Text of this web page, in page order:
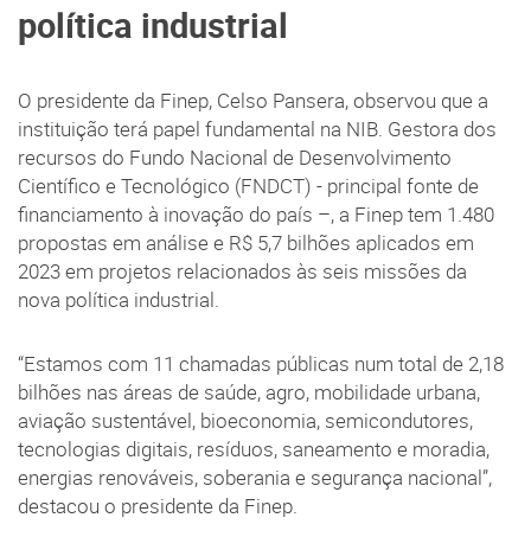
política industrial
O presidente da Finep, Celso Pansera, observou que a
instituição terá papel fundamental na NIB. Gestora dos
recursos do Fundo Nacional de Desenvolvimento
Científico e Tecnológico (FNDCT) - principal fonte de
financiamento à inovação do país –, a Finep tem 1.480
propostas em análise e R$ 5,7 bilhões aplicados em
2023 em projetos relacionados às seis missões da
nova política industrial.
“Estamos com 11 chamadas públicas num total de 2,18
bilhões nas áreas de saúde, agro, mobilidade urbana,
aviação sustentável, bioeconomia, semicondutores,
tecnologias digitais, resíduos, saneamento e moradia,
energias renováveis, soberania e segurança nacional”,
destacou o presidente da Finep.